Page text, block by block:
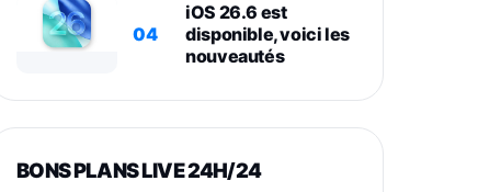
04
iOS 26.6 est
disponible, voici les
nouveautés
BONS PLANS LIVE 24H/24